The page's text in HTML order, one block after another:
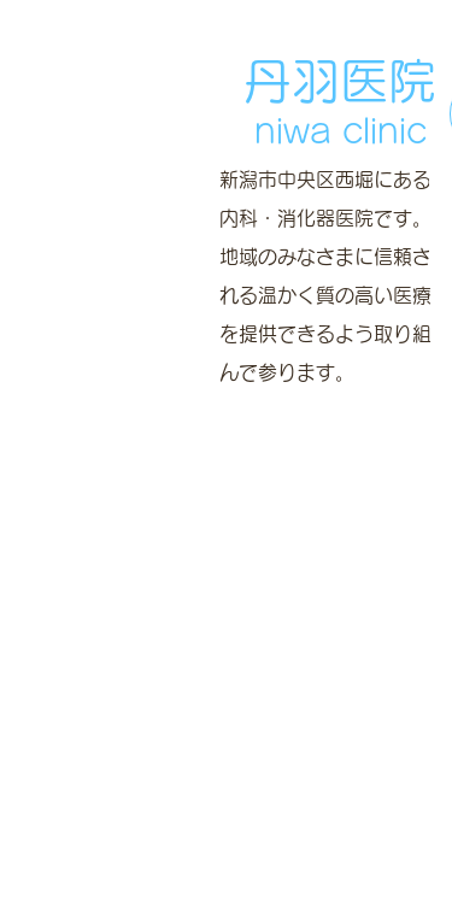
丹羽医院
niwa clinic
新潟市中央区西堀にある
内科・消化器医院です。
地域のみなさまに信頼さ
れる温かく質の高い医療
を提供できるよう取り組
んで参ります。